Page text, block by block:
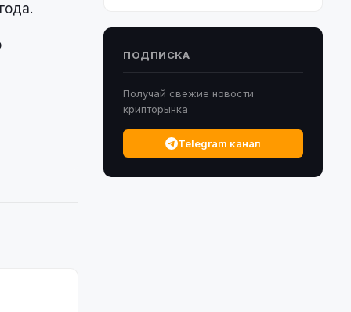
ПОДПИСКА
Получай свежие новости
крипторынка
Telegram канал